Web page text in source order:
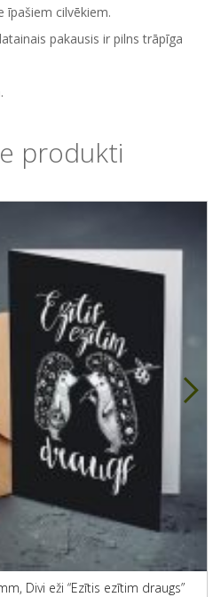
īpašiem cilvēkiem.
pakausis ir pilns trāpīga
produkti
Divi eži “Ezītis ezītim draugs”